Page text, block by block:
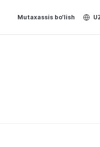
Mutaxassis bo‘lish